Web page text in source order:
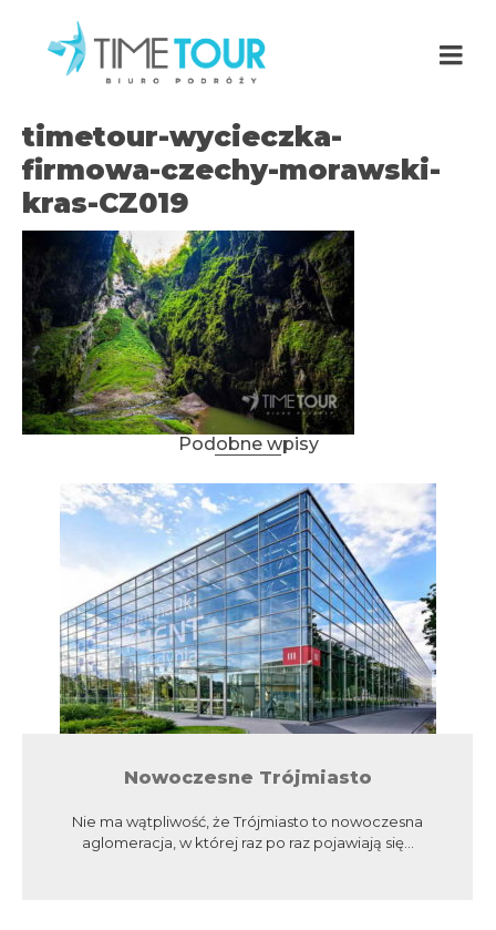
timetour-wycieczka-
firmowa-czechy-morawski-
kras-CZ019
Podobne wpisy
Nowoczesne Trójmiasto
Nie ma wątpliwość, że Trójmiasto to nowoczesna
aglomeracja, w której raz po raz pojawiają się...